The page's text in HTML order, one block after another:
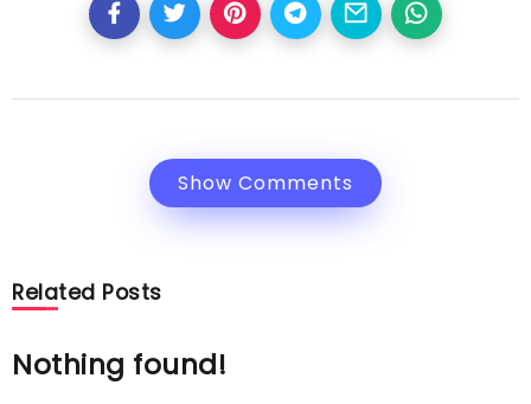
Show Comments
Related Posts
Nothing found!